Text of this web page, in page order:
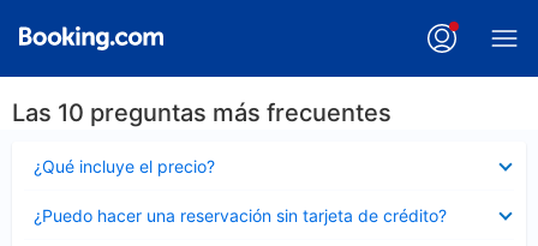
Las 10 preguntas más frecuentes
¿Qué incluye el precio?
cerrado
¿Puedo hacer una reservación sin tarjeta de crédito?
cerrado